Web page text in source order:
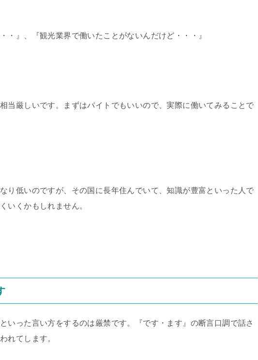
・』、『観光業界で働いたことがないんだけど・・・』
当厳しいです。まずはバイトでもいいので、実際に働いてみることで
り低いのですが、その国に長年住んでいて、知識が豊富といった人で
いくかもしれません。
いった言い方をするのは厳禁です。『です・ます』の断言口調で話さ
れてします。